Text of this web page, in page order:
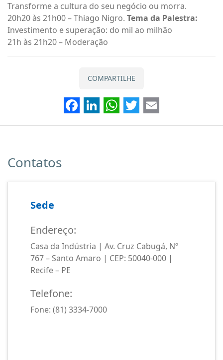
Transforme a cultura do seu negócio ou morra.
20h20 às 21h00 – Thiago Nigro. Tema da Palestra:
Investimento e superação: do mil ao milhão
21h às 21h20 – Moderação
COMPARTILHE
Facebook
LinkedIn
WhatsApp
Twitter
Contatos
Sede
Endereço:
Casa da Indústria | Av. Cruz Cabugá, Nº
767 – Santo Amaro | CEP: 50040-000 |
Recife – PE
Telefone:
Fone: (81) 3334-7000